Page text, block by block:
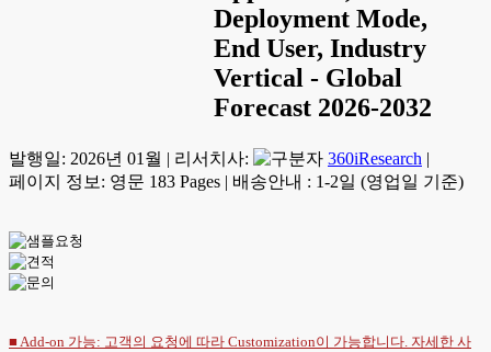
Deployment Mode,
End User, Industry
Vertical - Global
Forecast 2026-2032
발행일: 2026년 01월 | 리서치사: 360iResearch |
페이지 정보: 영문 183 Pages | 배송안내 : 1-2일 (영업일 기준)
■ Add-on 가능: 고객의 요청에 따라 Customization이 가능합니다. 자세한 사